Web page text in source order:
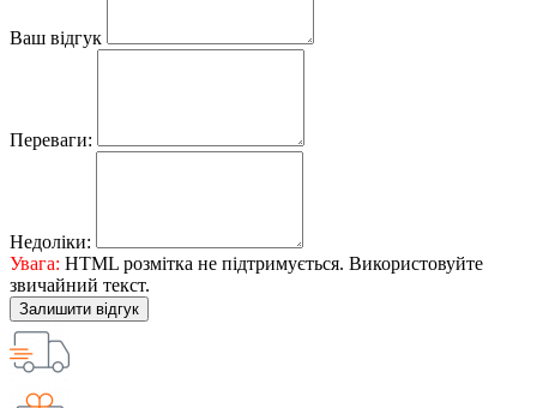
Ваш відгук
Переваги:
Недоліки:
Увага: HTML розмітка не підтримується. Використовуйте
звичайний текст.
Залишити відгук